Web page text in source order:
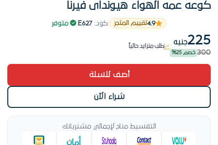
كوعه عمه الهواء هيونداى فيرنا
4.9تقييم المتجر كود: E627 متوفر
225جنيه
300 خصم 25%
من الأكثر مبيعاً الشهر الحالي
طلب متزايد حالياً
من الأكثر مبيعاً الشهر الحالي
أضف للسلة
شراء الآن
التقسيط متاح لإجمالي مشترياتك